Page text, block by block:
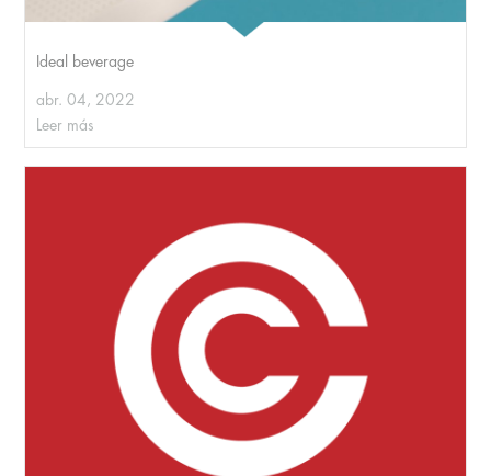
Ideal beverage
abr. 04, 2022
Leer más